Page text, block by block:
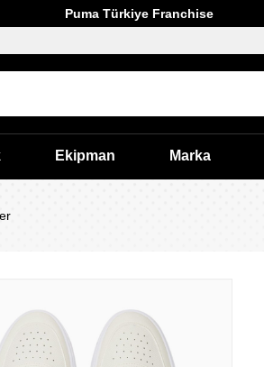
Puma Türkiye Franchise
Ekipman Marka